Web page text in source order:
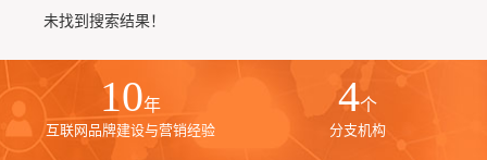
未找到搜索结果！
10年
互联网品牌建设与营销经验
4个
分支机构